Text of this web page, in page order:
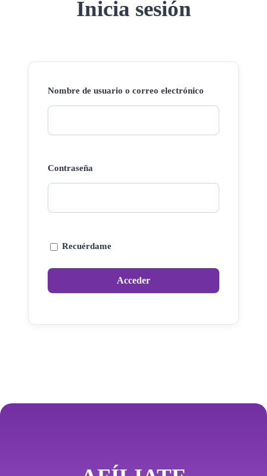
Inicia sesión
Nombre de usuario o correo electrónico
Contraseña
Recuérdame